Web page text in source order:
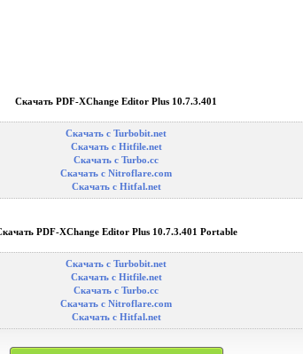
Скачать PDF-XChange Editor Plus 10.7.3.401
Скачать с Turbobit.net
Скачать с Hitfile.net
Скачать с Turbo.cc
Скачать с Nitroflare.com
Скачать с Hitfal.net
PDF-XChange Editor Plus 10.7.3.401 Portable
Скачать с Turbobit.net
Скачать с Hitfile.net
Скачать с Turbo.cc
Скачать с Nitroflare.com
Скачать с Hitfal.net